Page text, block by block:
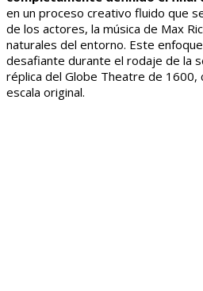
en un proceso creativo fluido que
de los actores, la música de Max
naturales del entorno. Este
desafiante durante el rodaje de la
réplica del Globe Theatre de 1600,
escala original.